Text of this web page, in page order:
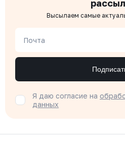
Высылаем самые
Почта
Я даю согласие на
данных